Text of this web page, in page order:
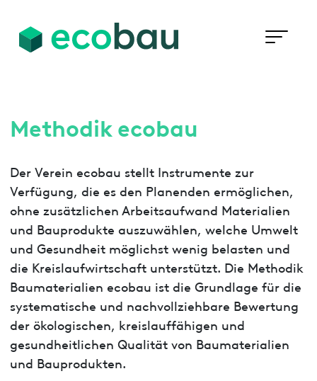
Methodik ecobau
Der Verein ecobau stellt Instrumente zur
Verfügung, die es den Planenden ermöglichen,
ohne zusätzlichen Arbeitsaufwand Materialien
und Bauprodukte auszuwählen, welche Umwelt
und Gesundheit möglichst wenig belasten und
die Kreislaufwirtschaft unterstützt. Die Methodik
Baumaterialien ecobau ist die Grundlage für die
systematische und nachvollziehbare Bewertung
der ökologischen, kreislauffähigen und
gesundheitlichen Qualität von Baumaterialien
und Bauprodukten.